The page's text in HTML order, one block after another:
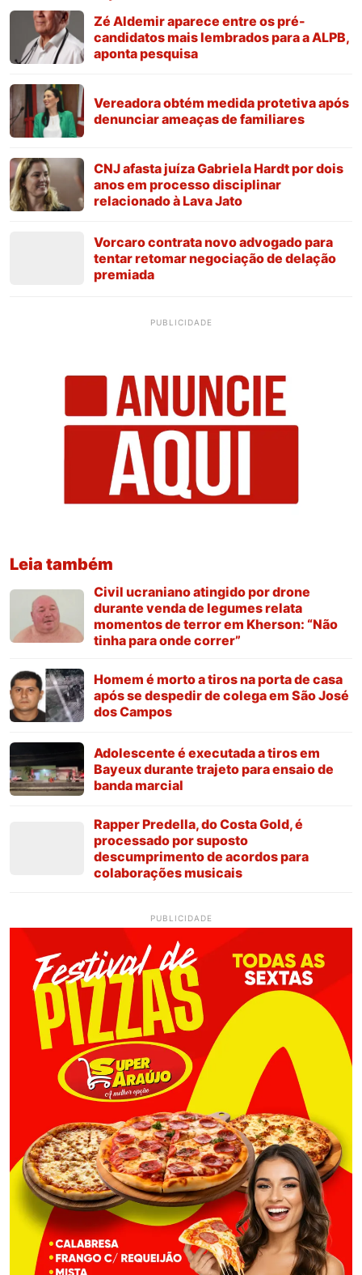
Zé Aldemir aparece entre os pré-
candidatos mais lembrados para a ALPB,
aponta pesquisa
Vereadora obtém medida protetiva após
denunciar ameaças de familiares
CNJ afasta juíza Gabriela Hardt por dois
anos em processo disciplinar
relacionado à Lava Jato
Vorcaro contrata novo advogado para
tentar retomar negociação de delação
premiada
PUBLICIDADE
Leia também
Civil ucraniano atingido por drone
durante venda de legumes relata
momentos de terror em Kherson: “Não
tinha para onde correr”
Homem é morto a tiros na porta de casa
após se despedir de colega em São José
dos Campos
Adolescente é executada a tiros em
Bayeux durante trajeto para ensaio de
banda marcial
Rapper Predella, do Costa Gold, é
processado por suposto
descumprimento de acordos para
colaborações musicais
PUBLICIDADE